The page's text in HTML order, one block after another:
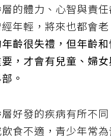
的體力、心智與責
年輕，將來也都會老
齡很失禮，但年齡
，才會有兒童、婦
。
好發的疾病有所不
食不適，青少年常